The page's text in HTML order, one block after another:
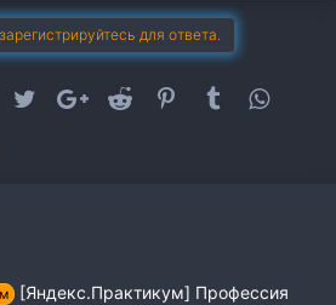
для ответа.
FacebookTwitterGoogle+Reddit PinterestTumblr
почта
[Яндекс.Практикум] Профессия